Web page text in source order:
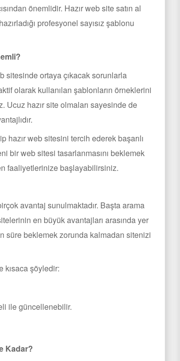
önemlidir. Hazır web site satın al
profesyonel sayısız şablonu
sitesinde ortaya çıkacak sorunlarla
olarak kullanılan şablonların örneklerini
Ucuz hazır site olmaları sayesinde de
hazır web sitesini tercih ederek başarılı
bir web sitesi tasarlanmasını beklemek
faaliyetlerinize başlayabilirsiniz.
avantaj sunulmaktadır. Başta arama
en büyük avantajları arasında yer
süre beklemek zorunda kalmadan sitenizi
kısaca şöyledir:
ile güncellenebilir.
Kadar?